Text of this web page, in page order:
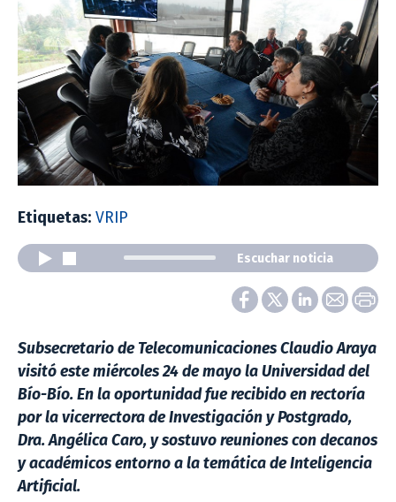
Etiquetas: VRIP
Escuchar noticia
Subsecretario de Telecomunicaciones Claudio Araya
visitó este miércoles 24 de mayo la Universidad del
Bío-Bío. En la oportunidad fue recibido en rectoría
por la vicerrectora de Investigación y Postgrado,
Dra. Angélica Caro, y sostuvo reuniones con decanos
y académicos entorno a la temática de Inteligencia
Artificial.